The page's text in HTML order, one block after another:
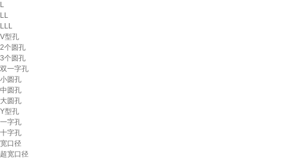
L
LL
LLL
V型孔
2个圆孔
3个圆孔
双一字孔
小圆孔
中圆孔
大圆孔
Y型孔
一字孔
十字孔
宽口径
超宽口径